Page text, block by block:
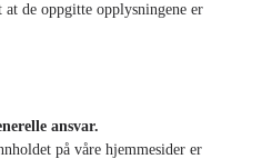
de oppgitte opplysningene er
ansvar.
på våre hjemmesider er